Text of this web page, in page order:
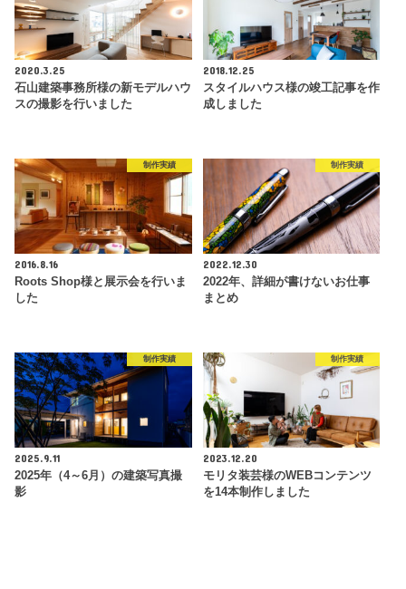
2020.3.25
石山建築事務所様の新モデルハウ
スの撮影を行いました
2018.12.25
スタイルハウス様の竣工記事を作
成しました
制作実績
2016.8.16
Roots Shop様と展示会を行いま
した
制作実績
2022.12.30
2022年、詳細が書けないお仕事
まとめ
制作実績
2025.9.11
2025年（4～6月）の建築写真撮
影
制作実績
2023.12.20
モリタ装芸様のWEBコンテンツ
を14本制作しました